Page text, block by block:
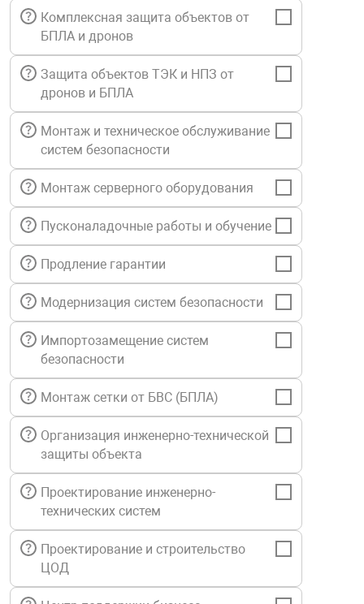
безопасность
установки
оборудование
управления
и аналитики
объектов
периметра
экипировка
Комплексная защита объектов от
БПЛА и дронов
Защита объектов ТЭК и НПЗ от
дронов и БПЛА
Монтаж и техническое обслуживание
систем безопасности
Монтаж серверного оборудования
Пусконаладочные работы и обучение
Продление гарантии
Модернизация систем безопасности
Импортозамещение систем
безопасности
Монтаж сетки от БВС (БПЛА)
Организация инженерно-технической
защиты объекта
Проектирование инженерно-
технических систем
Проектирование и строительство
ЦОД